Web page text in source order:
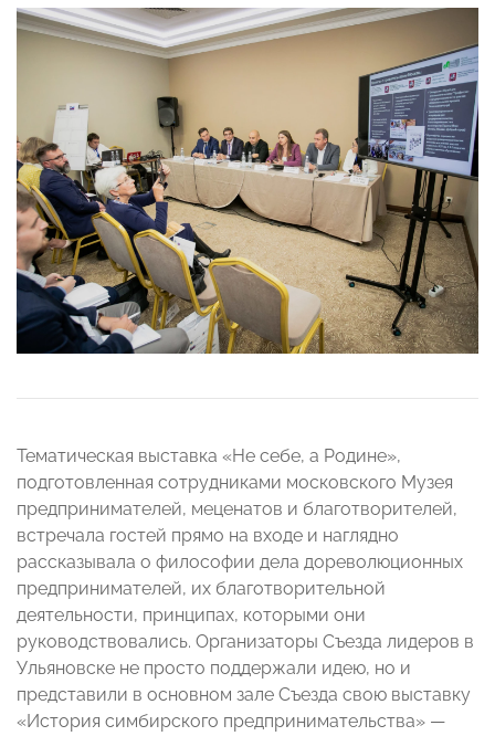
Тематическая выставка «Не себе, а Родине»,
подготовленная сотрудниками московского Музея
предпринимателей, меценатов и благотворителей,
встречала гостей прямо на входе и наглядно
рассказывала о философии дела дореволюционных
предпринимателей, их благотворительной
деятельности, принципах, которыми они
руководствовались. Организаторы Съезда лидеров в
Ульяновске не просто поддержали идею, но и
представили в основном зале Съезда свою выставку
«История симбирского предпринимательства» —